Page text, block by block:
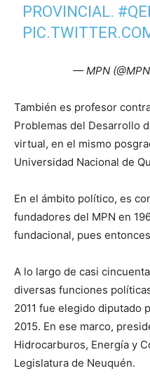
PROVINCIAL.
— MPN
También es profesor
Problemas del Desarrollo
virtual, en el mismo
Universidad Nacional de
En el ámbito político, es
fundadores del MPN en
fundacional, pues
A lo largo de casi
diversas funciones
2011 fue elegido diputado
2015. En ese marco,
Hidrocarburos, Energía y
Legislatura de Neuquén.